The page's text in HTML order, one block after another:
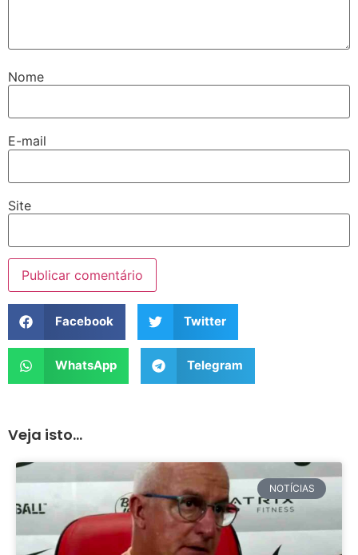
Nome
E-mail
Site
Facebook Twitter
WhatsApp Telegram
Veja isto...
NOTÍCIAS